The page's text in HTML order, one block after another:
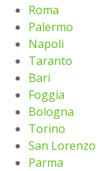
Roma
Palermo
Napoli
Taranto
Bari
Foggia
Bologna
Torino
San Lorenzo
Parma